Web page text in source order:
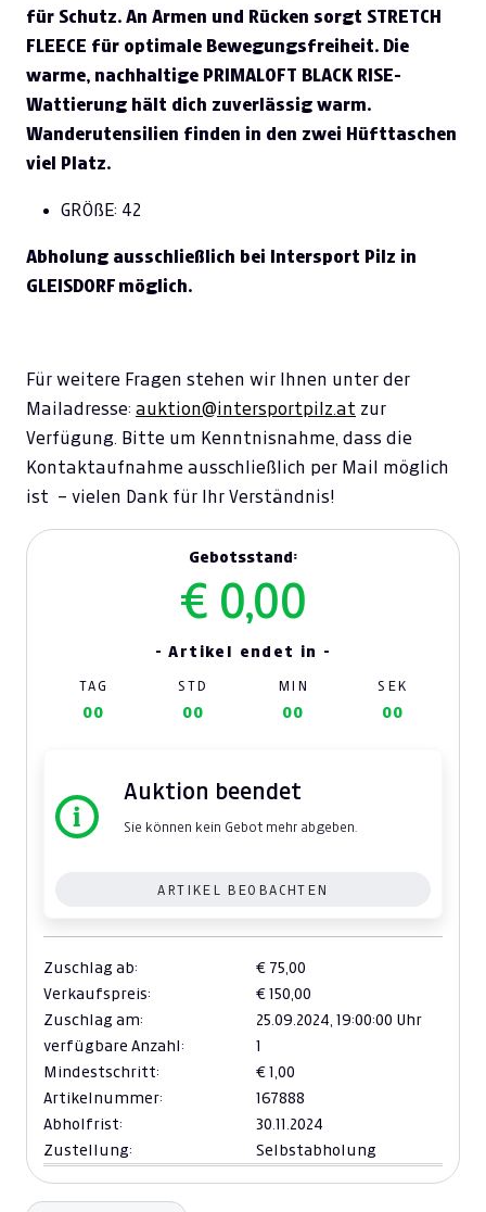
für Schutz. An Armen und Rücken sorgt STRETCH
FLEECE für optimale Bewegungsfreiheit. Die
warme, nachhaltige PRIMALOFT BLACK RISE-
Wattierung hält dich zuverlässig warm.
Wanderutensilien finden in den zwei Hüfttaschen
viel Platz.
GRÖßE: 42
Abholung ausschließlich bei Intersport Pilz in
GLEISDORF möglich.
Für weitere Fragen stehen wir Ihnen unter der
Mailadresse: auktion@intersportpilz.at zur
Verfügung. Bitte um Kenntnisnahme, dass die
Kontaktaufnahme ausschließlich per Mail möglich
ist – vielen Dank für Ihr Verständnis!
Gebotsstand:
€ 0,00
- Artikel endet in -
TAG STD MIN SEK
00 00 00 00
Auktion beendet
Sie können kein Gebot mehr abgeben.
ARTIKEL BEOBACHTEN
Zuschlag ab:
€ 75,00
Verkaufspreis:
€ 150,00
Zuschlag am:
25.09.2024, 19:00:00 Uhr
verfügbare Anzahl:
1
Mindestschritt:
€ 1,00
Artikelnummer:
167888
Abholfrist:
30.11.2024
Zustellung:
Selbstabholung